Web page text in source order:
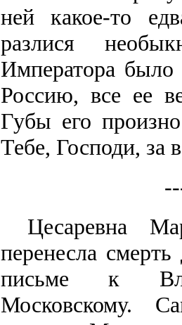
ней какое-то
разлися
Императора
Россию, все ее
Губы его
Тебе, Господи, за
Цесаревна
перенесла
письме к
Московскому.